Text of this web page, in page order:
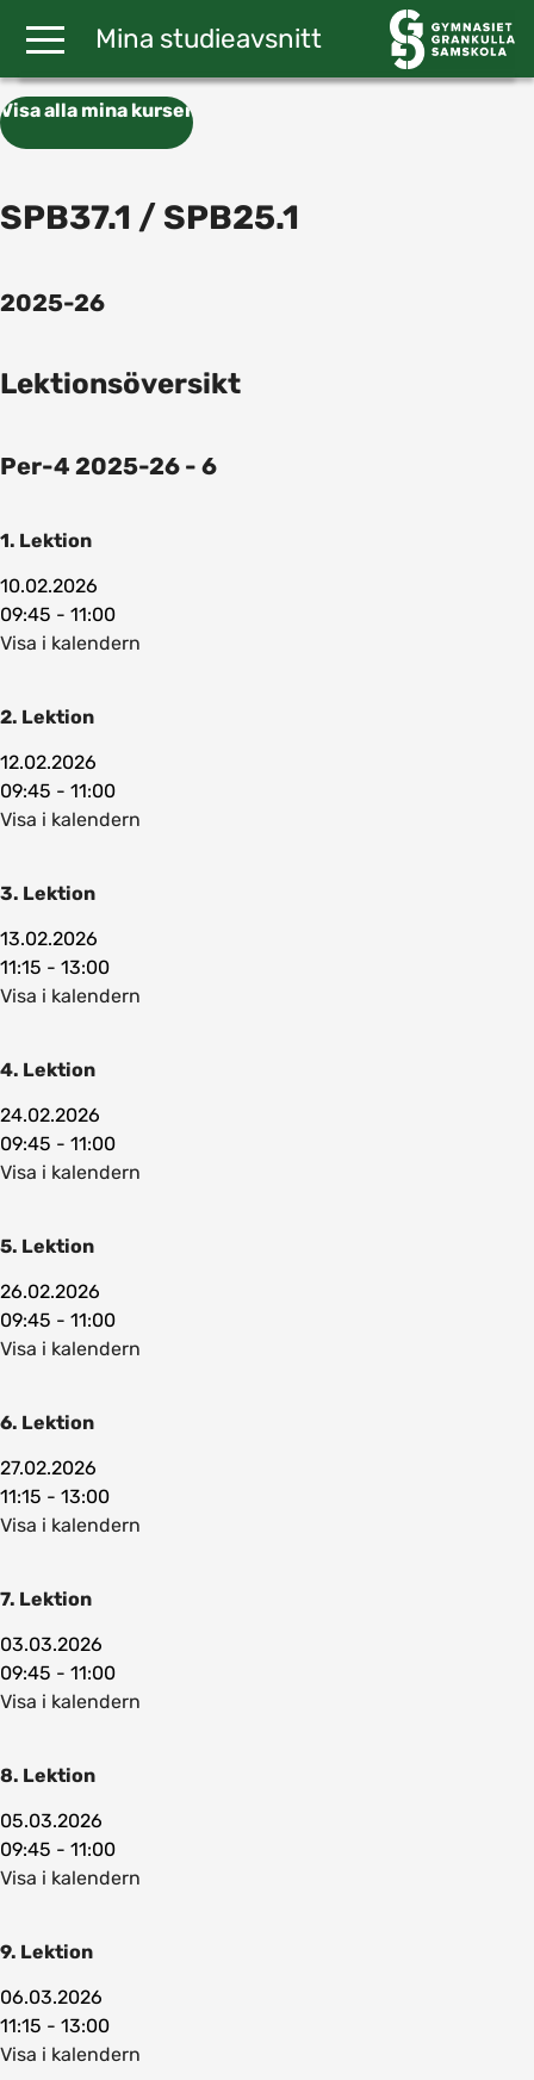
Mina studieavsnitt
Visa alla mina kurser
SPB37.1 / SPB25.1
2025-26
Lektionsöversikt
Per-4 2025-26 - 6
1. Lektion
10.02.2026
09:45 - 11:00
Visa i kalendern
2. Lektion
12.02.2026
09:45 - 11:00
Visa i kalendern
3. Lektion
13.02.2026
11:15 - 13:00
Visa i kalendern
4. Lektion
24.02.2026
09:45 - 11:00
Visa i kalendern
5. Lektion
26.02.2026
09:45 - 11:00
Visa i kalendern
6. Lektion
27.02.2026
11:15 - 13:00
Visa i kalendern
7. Lektion
03.03.2026
09:45 - 11:00
Visa i kalendern
8. Lektion
05.03.2026
09:45 - 11:00
Visa i kalendern
9. Lektion
06.03.2026
11:15 - 13:00
Visa i kalendern